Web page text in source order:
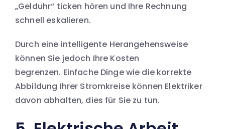
„Gelduhr“ ticken hören und Ihre Rechnung
schnell eskalieren.
Durch eine intelligente Herangehensweise
können Sie jedoch Ihre Kosten
begrenzen. Einfache Dinge wie die korrekte
Abbildung Ihrer Stromkreise können Elektriker
davon abhalten, dies für Sie zu tun.